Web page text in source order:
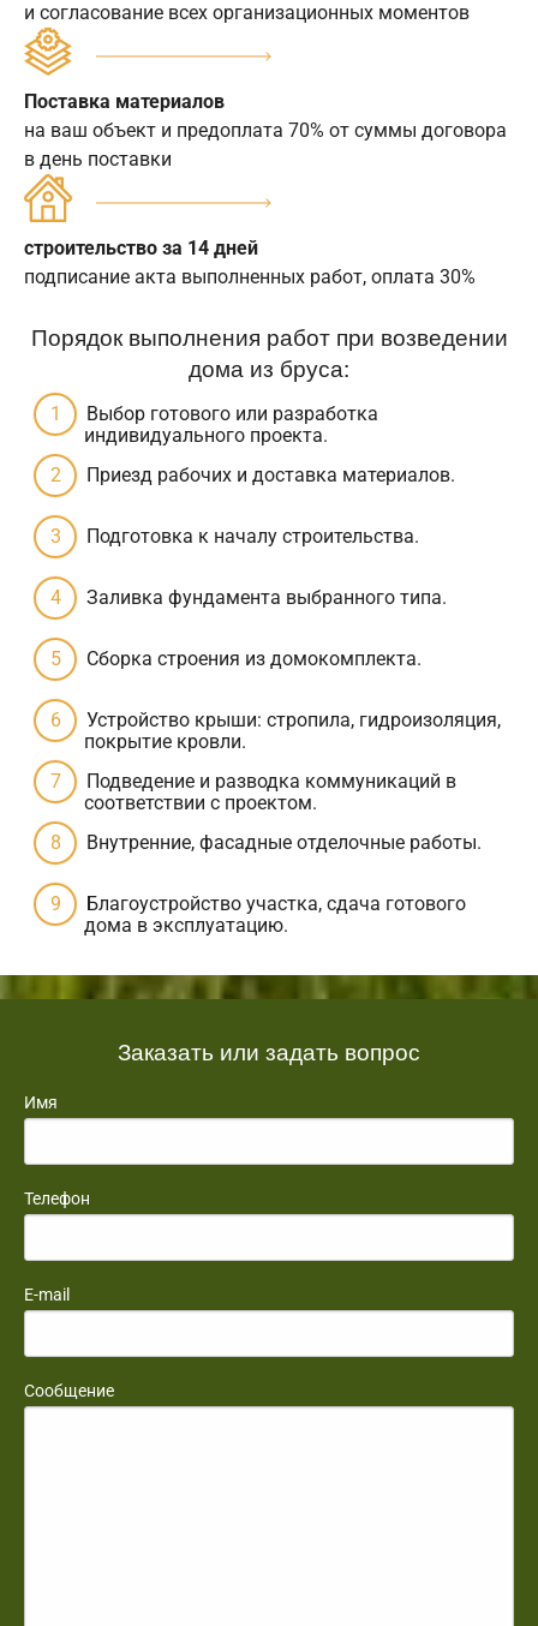
и согласование всех организационных моментов
Поставка материалов
на ваш объект и предоплата 70% от суммы договора
в день поставки
строительство за 14 дней
подписание акта выполненных работ, оплата 30%
Порядок выполнения работ при возведении
дома из бруса:
Выбор готового или разработка
индивидуального проекта.
Приезд рабочих и доставка материалов.
Подготовка к началу строительства.
Заливка фундамента выбранного типа.
Сборка строения из домокомплекта.
Устройство крыши: стропила, гидроизоляция,
покрытие кровли.
Подведение и разводка коммуникаций в
соответствии с проектом.
Внутренние, фасадные отделочные работы.
Благоустройство участка, сдача готового
дома в эксплуатацию.
Заказать или задать вопрос
Имя
Телефон
E-mail
Сообщение